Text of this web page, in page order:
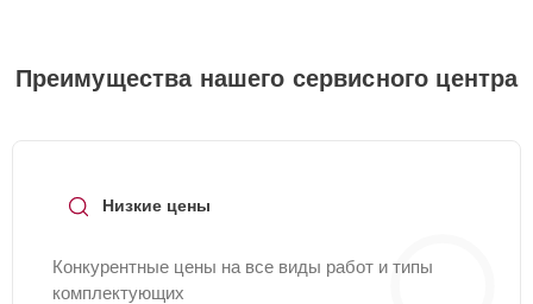
Преимущества нашего сервисного центра
Низкие цены
Конкурентные цены на все виды работ и типы
комплектующих